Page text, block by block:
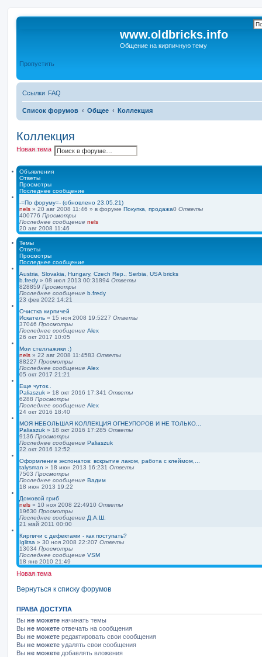
www.oldbricks.info
Общение на кирпичную тему
Пропустить
Ссылки FAQ
Список форумов Общее Коллекция
Коллекция
Новая тема П
о
Р
а
е
н
ы
й
п
о
и
Объявления
Ответы
Просмотры
Последнее сообщение
-=По форуму=- (обновлено 23.05.21)
nels » 20 авг 2008 11:46 » в форуме Покупка, продажа0 Ответы
400776 Просмотры
Последнее сообщение nels
20 авг 2008 11:46
Темы
Ответы
Просмотры
Последнее сообщение
Austria, Slovakia, Hungary, Czech Rep., Serbia, USA bricks
b.fredy » 08 июл 2013 00:31894 Ответы
828859 Просмотры
Последнее сообщение b.fredy
23 фев 2022 14:21
Очистка кирпичей
Искатель » 15 ноя 2008 19:5227 Ответы
37046 Просмотры
Последнее сообщение Alex
26 окт 2017 10:05
Мои стеллажики :)
nels » 22 авг 2008 11:4583 Ответы
88227 Просмотры
Последнее сообщение Alex
05 окт 2017 21:21
Еще чуток..
Paliaszuk » 18 окт 2016 17:341 Ответы
6288 Просмотры
Последнее сообщение Alex
24 окт 2016 18:40
МОЯ НЕБОЛЬШАЯ КОЛЛЕКЦИЯ ОГНЕУПОРОВ И НЕ ТОЛЬКО...
Paliaszuk » 18 окт 2016 17:285 Ответы
9136 Просмотры
Последнее сообщение Paliaszuk
22 окт 2016 12:52
Оформление экспонатов: вскрытие лаком, работа с клеймом,...
talysman » 18 июн 2013 16:231 Ответы
7503 Просмотры
Последнее сообщение Вадим
18 июн 2013 19:22
Домовой гриб
nels » 10 ноя 2008 22:4910 Ответы
19630 Просмотры
Последнее сообщение Д.А.Ш.
21 май 2011 00:00
Кирпичи с дефектами - как поступать?
Iglitsa » 30 ноя 2008 22:207 Ответы
13034 Просмотры
Последнее сообщение VSM
18 янв 2010 21:49
Новая тема
Вернуться к списку форумов
ПРАВА ДОСТУПА
Вы не можете начинать темы
Вы не можете отвечать на сообщения
Вы не можете редактировать свои сообщения
Вы не можете удалять свои сообщения
Вы не можете добавлять вложения